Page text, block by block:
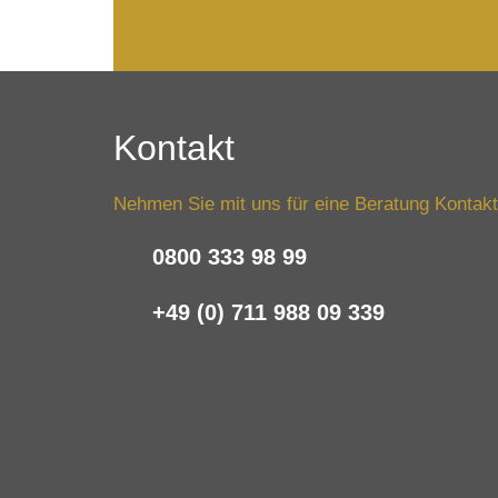
Kontakt
Nehmen Sie mit uns für eine Beratung
0800 333 98 99
+49 (0) 711 988 09 339